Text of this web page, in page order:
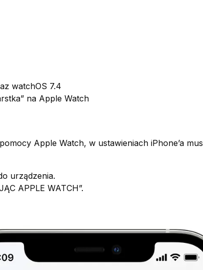
watchOS 7.4
na Apple Watch
Apple Watch, w ustawieniach iPhone’a
urządzenia.
APPLE WATCH”.